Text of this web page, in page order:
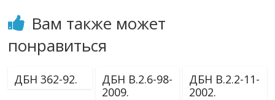
Вам также может
понравиться
ДБН 362-92.
ДБН В.2.6-98-
2009.
ДБН В.2.2-11-
2002.